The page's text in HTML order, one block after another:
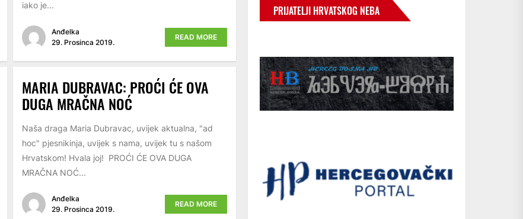
iako je...
Anđelka
29. Prosinca 2019.
READ MORE
MARIA DUBRAVAC: PROĆI ĆE OVA
DUGA MRAČNA NOĆ
Naša draga Maria Dubravac, uvijek aktualna, "ad
hoc" pjesnikinja, uvijek s nama, uvijek tu s našom
Hrvatskom! Hvala joj! PROĆI ĆE OVA DUGA
MRAČNA NOĆ...
Anđelka
29. Prosinca 2019.
READ MORE
PRIJATELJI HRVATSKOG NEBA